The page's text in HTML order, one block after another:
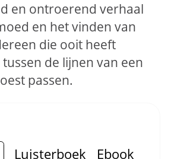
en ontroerend verhaal
en het vinden van
die ooit heeft
de lijnen van een
passen.
Luisterboek Ebook